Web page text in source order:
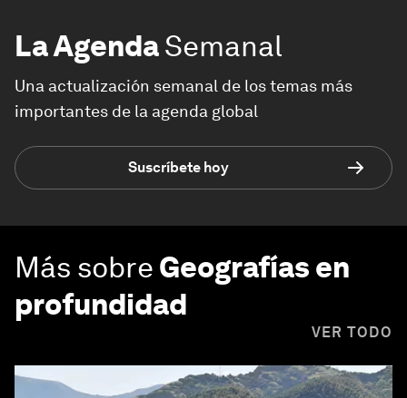
La AgendaSemanal
Una actualización semanal de los temas más
importantes de la agenda global
Suscríbete hoy
Más sobre Geografías en
profundidad
VER TODO